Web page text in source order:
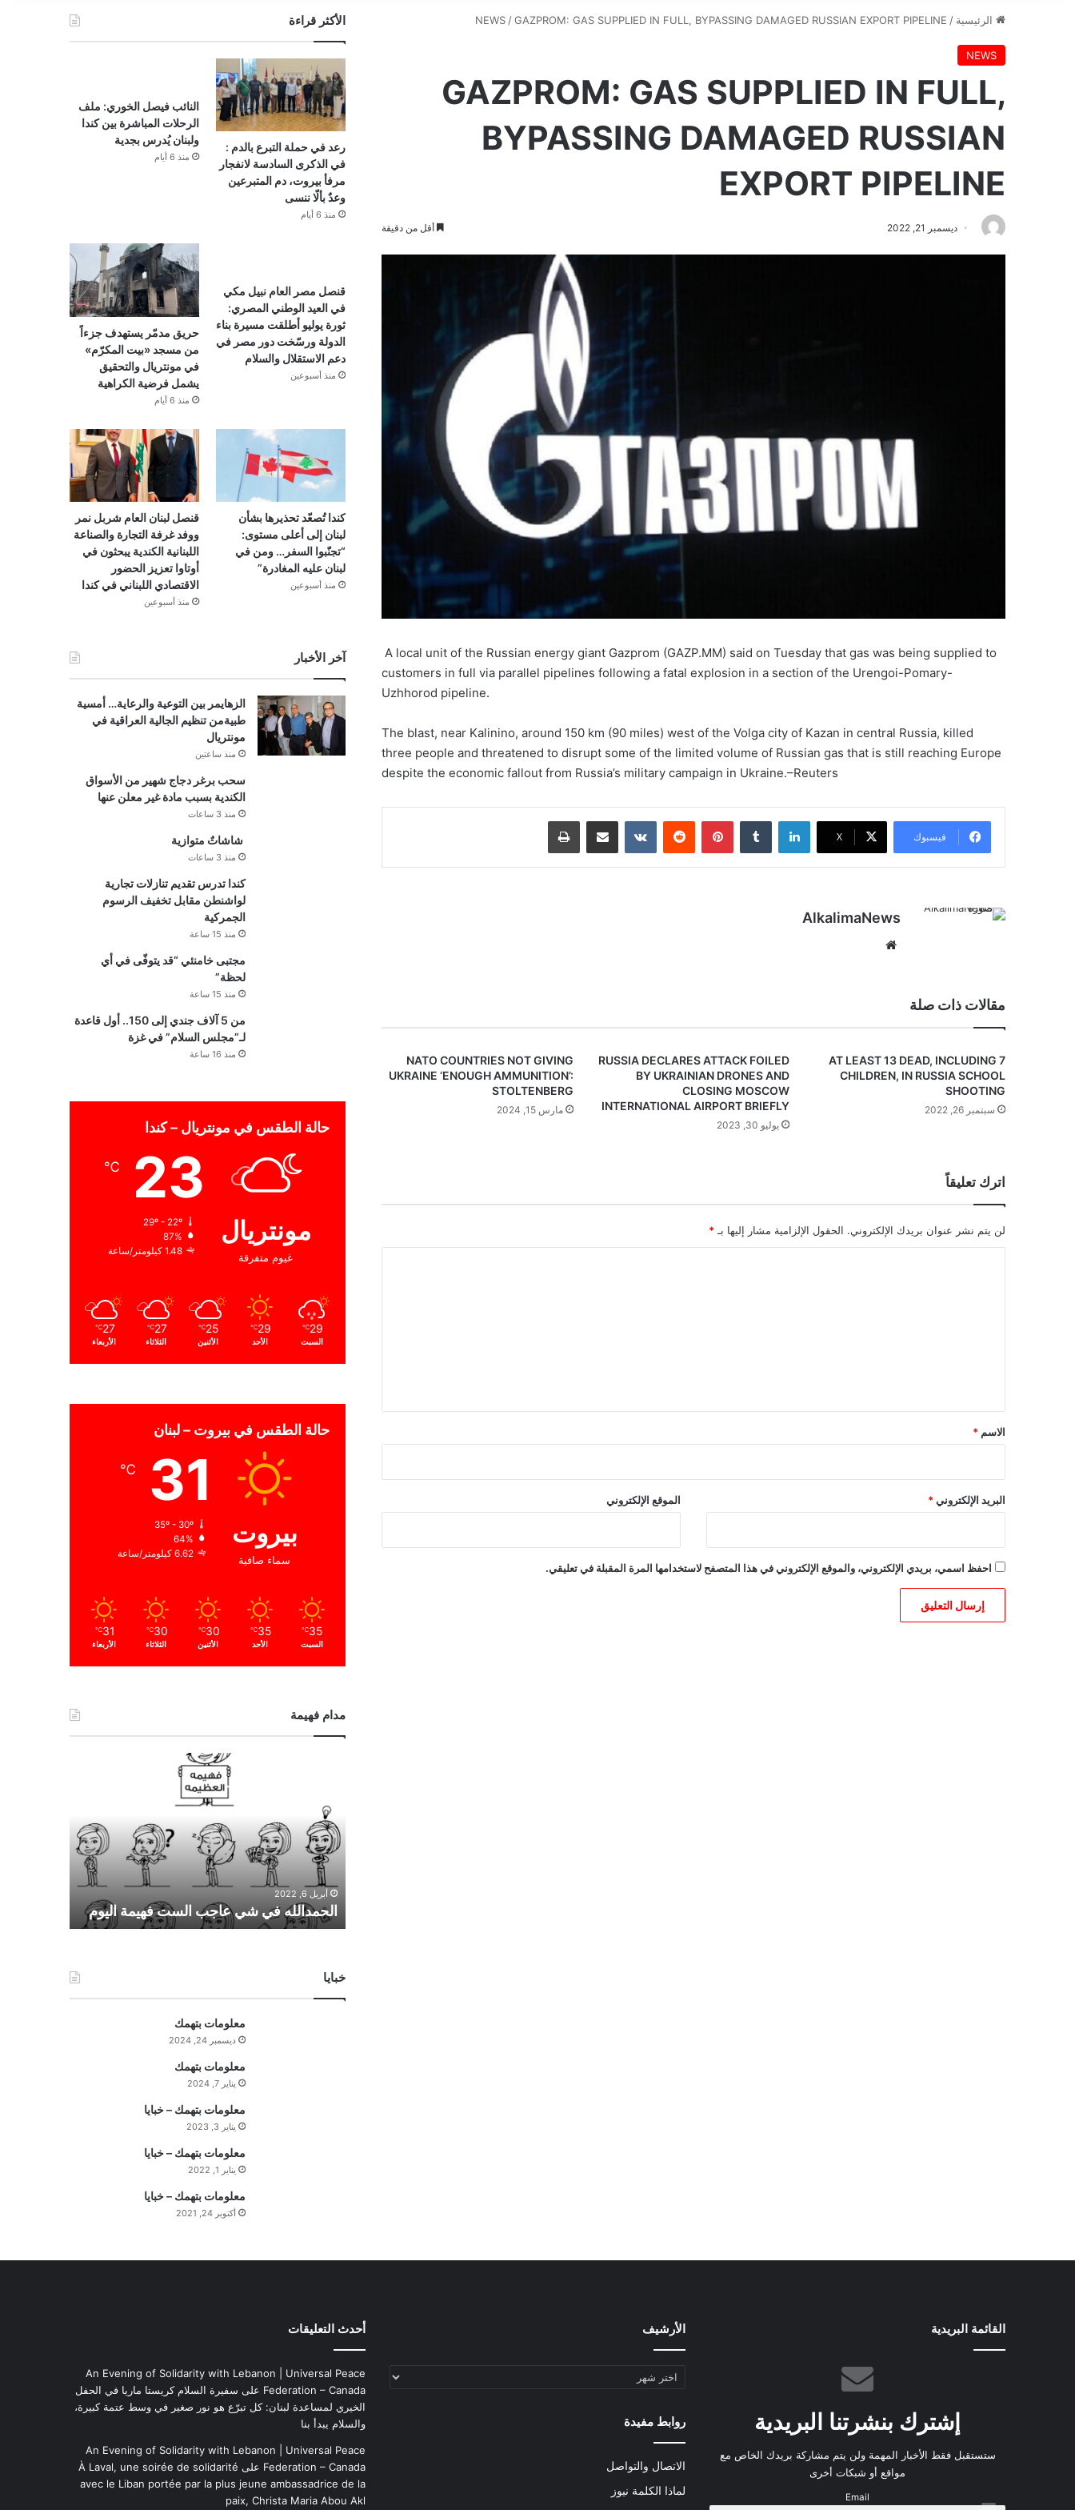
الرئيسية /
NEWS /GAZPROM: GAS SUPPLIED IN FULL, BYPASSING DAMAGED RUSSIAN EXPORT PIPELINE
NEWS
GAZPROM: GAS SUPPLIED IN FULL,
BYPASSING DAMAGED RUSSIAN
EXPORT PIPELINE
ديسمبر 21, 2022 أقل من دقيقة
A local unit of the Russian energy giant Gazprom (GAZP.MM) said on Tuesday that gas was being supplied to
customers in full via parallel pipelines following a fatal explosion in a section of the Urengoi-Pomary-
Uzhhorod pipeline.
The blast, near Kalinino, around 150 km (90 miles) west of the Volga city of Kazan in central Russia, killed
three people and threatened to disrupt some of the limited volume of Russian gas that is still reaching Europe
despite the economic fallout from Russia’s military campaign in Ukraine.–Reuters
فيسبوك ‫X
لينكدإن بينتيريست
AlkalimaNews
مقالات ذات صلة
AT LEAST 13 DEAD, INCLUDING 7
CHILDREN, IN RUSSIA SCHOOL
SHOOTING
سبتمبر 26, 2022
RUSSIA DECLARES ATTACK FOILED
BY UKRAINIAN DRONES AND
CLOSING MOSCOW
INTERNATIONAL AIRPORT BRIEFLY
يوليو 30, 2023
NATO COUNTRIES NOT GIVING
UKRAINE ‘ENOUGH AMMUNITION’:
STOLTENBERG
مارس 15, 2024
اترك تعليقاً
لن يتم نشر عنوان بريدك الإلكتروني. الحقول الإلزامية مشار إليها بـ *
*
الاسم *
البريد الإلكتروني * الموقع الإلكتروني
احفظ اسمي، بريدي الإلكتروني، والموقع الإلكتروني في هذا المتصفح لاستخدامها المرة المقبلة في تعليقي.
الأكثر قراءة
رعد في حملة التبرع بالدم :
في الذكرى السادسة لانفجار
مرفأ بيروت، دم المتبرعين
وعدٌ بألّا ننسى
منذ 6 أيام
النائب فيصل الخوري: ملف
الرحلات المباشرة بين كندا
ولبنان يُدرس بجدية
منذ 6 أيام
قنصل مصر العام نبيل مكي
في العيد الوطني المصري:
ثورة يوليو أطلقت مسيرة بناء
الدولة ورسّخت دور مصر في
دعم الاستقلال والسلام
منذ أسبوعين
حريق مدمّر يستهدف جزءاً
من مسجد «بيت المكرّم»
في مونتريال والتحقيق
يشمل فرضية الكراهية
منذ 6 أيام
كندا تُصعّد تحذيرها بشأن
لبنان إلى أعلى مستوى:
“تجنّبوا السفر… ومن في
لبنان عليه المغادرة”
منذ أسبوعين
قنصل لبنان العام شربل نمر
ووفد غرفة التجارة والصناعة
اللبنانية الكندية يبحثون في
أوتاوا تعزيز الحضور
الاقتصادي اللبناني في كندا
منذ أسبوعين
آخر الأخبار
الزهايمر بين التوعية والرعاية… أمسية
طبيةمن تنظيم الجالية العراقية في
مونتريال
منذ ساعتين
سحب برغر دجاج شهير من الأسواق
الكندية بسبب مادة غير معلن عنها
منذ 3 ساعات
شاشاتٌ متوازية
منذ 3 ساعات
كندا تدرس تقديم تنازلات تجارية
لواشنطن مقابل تخفيف الرسوم
الجمركية
منذ 15 ساعة
مجتبى خامنئي “قد يتوفّى في أي
لحظة”
منذ 15 ساعة
من 5 آلاف جندي إلى 150.. أول قاعدة
لـ”مجلس السلام” في غزة
منذ 16 ساعة
حالة الطقس في مونتريال – كندا
مونتريال
غيوم متفرقة
23
℃
29º - 22º
87%
1.48 كيلومتر/ساعة
29
℃
السبت
29
℃
الأحد
25
℃
الأثنين
27
℃
الثلاثاء
27
℃
الأربعاء
حالة الطقس في بيروت – لبنان
بيروت
سماء صافية
31
℃
35º - 30º
64%
6.62 كيلومتر/ساعة
35
℃
السبت
35
℃
الأحد
30
℃
الأثنين
30
℃
الثلاثاء
31
℃
الأربعاء
مدام فهيمة
د
ي
ع
ا
أبريل 6, 2022
الحمدالله في شي عاجب الست فهيمة اليوم
خبايا
معلومات بتهمك
ديسمبر 24, 2024
معلومات بتهمك
يناير 7, 2024
معلومات بتهمك – خبايا
يناير 3, 2023
معلومات بتهمك – خبايا
يناير 1, 2022
معلومات بتهمك – خبايا
أكتوبر 24, 2021
القائمة البريدية
إشترك بنشرتنا البريدية
ستستقبل فقط الأخبار المهمة ولن يتم مشاركة بريدك الخاص مع
مواقع أو شبكات أخرى
Email
الأرشيف
الأرشيف
روابط مفيدة
الاتصال والتواصل
لماذا الكلمة نيوز
أحدث التعليقات
An Evening of Solidarity with Lebanon | Universal Peace
Federation – Canada على سفيرة السلام كريستا ماريا في الحفل
الخيري لمساعدة لبنان: كل تبرّع هو نور صغير في وسط عتمة كبيرة،
والسلام يبدأ بنا
An Evening of Solidarity with Lebanon | Universal Peace
Federation – Canada على À Laval, une soirée de solidarité
avec le Liban portée par la plus jeune ambassadrice de la
paix, Christa Maria Abou Akl